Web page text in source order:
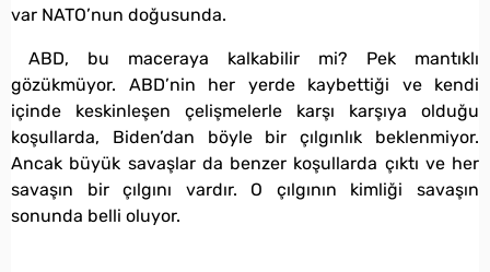
var NATO’nun doğusunda.
ABD, bu maceraya kalkabilir mi? Pek mantıklı
gözükmüyor. ABD’nin her yerde kaybettiği ve kendi
içinde keskinleşen çelişmelerle karşı karşıya olduğu
koşullarda, Biden’dan böyle bir çılgınlık beklenmiyor.
Ancak büyük savaşlar da benzer koşullarda çıktı ve her
savaşın bir çılgını vardır. O çılgının kimliği savaşın
sonunda belli oluyor.